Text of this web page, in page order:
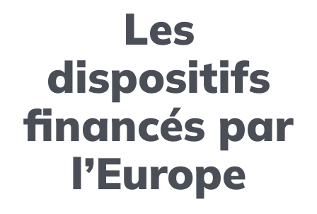
Les
dispositifs
financés par
l’Europe